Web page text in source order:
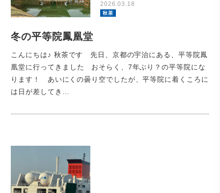
2026.03.18
秋茶
冬の平等院鳳凰堂
こんにちは♪ 秋茶です 先日、京都の宇治にある、平等院鳳
凰堂に行ってきました おそらく、7年ぶり？の平等院にな
ります！ あいにくの曇り空でしたが、平等院に着くころに
は日が差してき…